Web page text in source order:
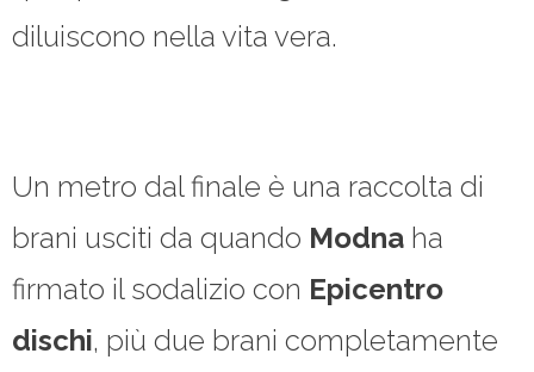
diluiscono nella vita vera.
Un metro dal finale è una raccolta di
brani usciti da quando Modna ha
firmato il sodalizio con Epicentro
dischi, più due brani completamente